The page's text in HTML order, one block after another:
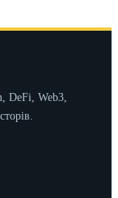
DeFi, Web3,